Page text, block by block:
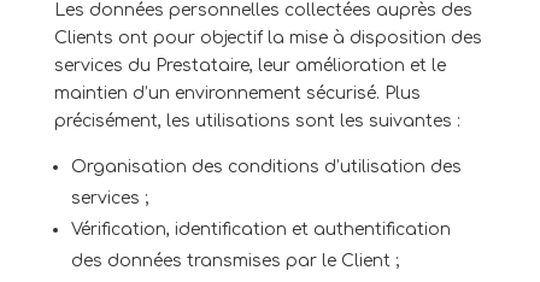
Les données personnelles collectées auprès des
Clients ont pour objectif la mise à disposition des
services du Prestataire, leur amélioration et le
maintien d’un environnement sécurisé. Plus
précisément, les utilisations sont les suivantes :
Organisation des conditions d’utilisation des
services ;
Vérification, identification et authentification
des données transmises par le Client ;